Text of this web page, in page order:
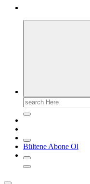
Search
for:
Bültene Abone Ol